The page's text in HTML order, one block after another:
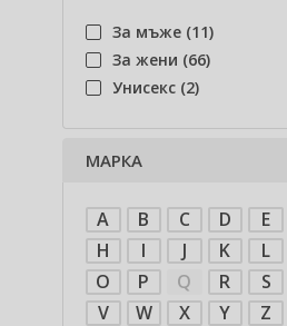
Козметика за коса (71)
За мъже (11)
За жени (66)
Унисекс (2)
МАРКА
A B C D E
H
I J K L
O
P Q R S
V
W X Y Z